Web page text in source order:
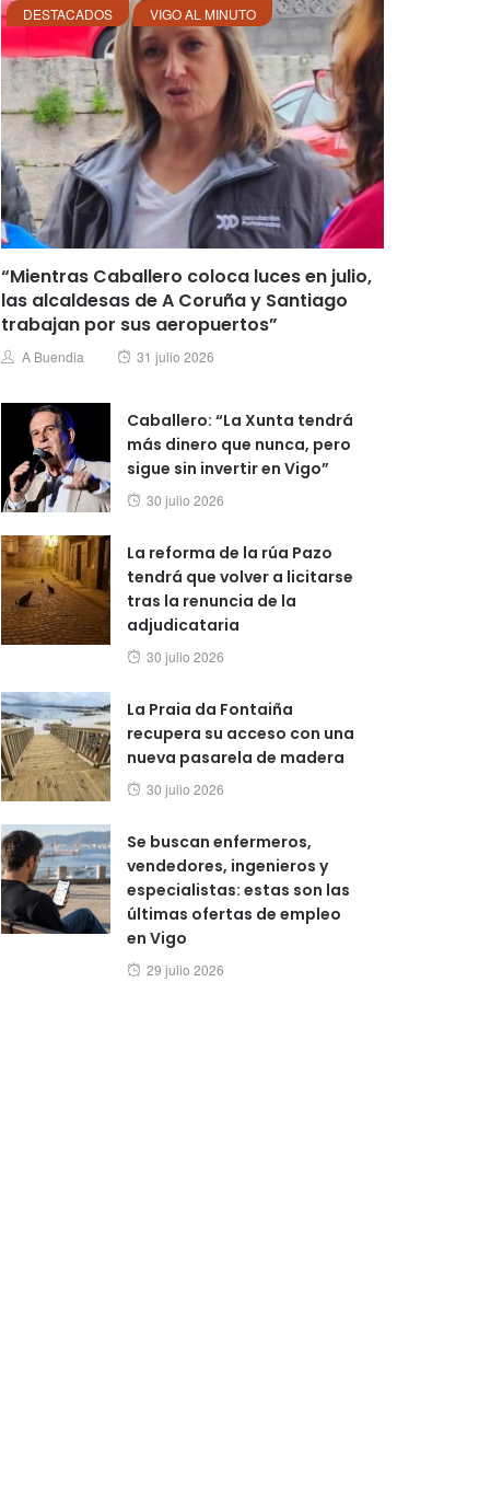
DESTACADOS VIGO AL MINUTO
“Mientras Caballero coloca luces en julio,
las alcaldesas de A Coruña y Santiago
trabajan por sus aeropuertos”
Author
A Buendia
Posted
31 julio 2026
Caballero: “La Xunta tendrá
más dinero que nunca, pero
sigue sin invertir en Vigo”
Posted
30 julio 2026
La reforma de la rúa Pazo
tendrá que volver a licitarse
tras la renuncia de la
adjudicataria
Posted
30 julio 2026
La Praia da Fontaiña
recupera su acceso con una
nueva pasarela de madera
Posted
30 julio 2026
Se buscan enfermeros,
vendedores, ingenieros y
especialistas: estas son las
últimas ofertas de empleo
en Vigo
Posted
29 julio 2026